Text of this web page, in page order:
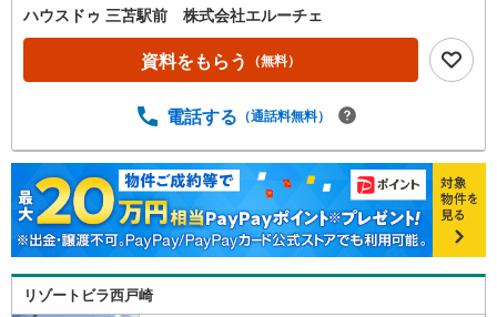
〇折下げ天井×ダウンライトが手元を照らすカウンターキッ
チン〇南西向きバルコニー陽当たり良好〇駐車場継承可能
【お家のご相談はハウスドゥ三苫駅前へ】東区の生活導線
や周辺環境を踏まえた“暮らしのイメージが湧くご提案”を心
たい」など、どんな段階でもお気軽にどうぞ。お客様のペ
ースに寄り添いながら、安心して住まい探しができるよう
丁寧にサポートいたします。
ハウスドゥ 三苫駅前 株式会社エルーチェ
資料をもらう （無料）
電話する （通話料無料）
リゾートビラ西戸崎